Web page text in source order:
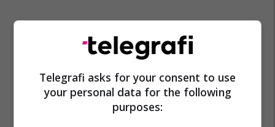
Jack Micheline Charles Bukowski Flutura Oruqi
Telegrafi asks for your consent to use
your personal data for the following
purposes: